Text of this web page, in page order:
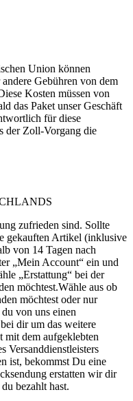
Union können
Gebühren von dem
Kosten müssen von
das Paket unser Geschäft
für diese
der Zoll-Vorgang die
zufrieden sind. Sollte
gekauften Artikel (inklusive
von 14 Tagen nach
„Mein Account“ ein und
„Erstattung“ bei der
möchtest.Wähle aus ob
möchtest oder nur
von uns einen
dir um das weitere
mit dem aufgeklebten
Versanddienstleisters
ist, bekommst Du eine
erstatten wir dir
bezahlt hast.